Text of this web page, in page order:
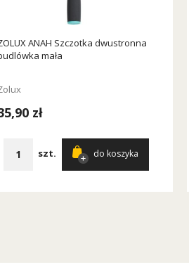
ANAH Szczotka dwustronna
mała
zł
szt. do koszyka